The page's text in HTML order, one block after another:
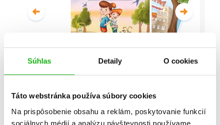
Súhlas Detaily O cookies
Táto webstránka používa súbory cookies
Na prispôsobenie obsahu a reklám, poskytovanie funkcií
sociálnych médií a analýzu návštevnosti používame